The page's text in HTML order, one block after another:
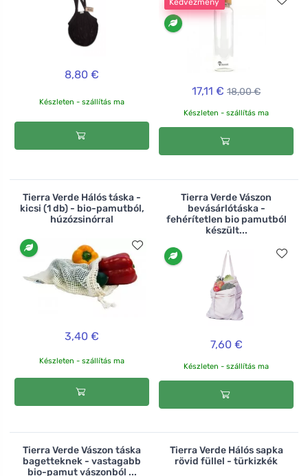
8,80 €
Készleten - szállítás ma
Kedvezmény
17,11 € 18,00 €
Készleten - szállítás ma
Tierra Verde Hálós táska -
kicsi (1 db) - bio-pamutból,
húzózsinórral
3,40 €
Készleten - szállítás ma
Tierra Verde Vászon
bevásárlótáska -
fehérítetlen bio pamutból
készült...
7,60 €
Készleten - szállítás ma
Tierra Verde Vászon táska
bagetteknek - vastagabb
bio-pamut vászonból ...
Tierra Verde Hálós sapka
rövid füllel - türkizkék